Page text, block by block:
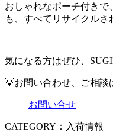
おしゃれなポーチ付きで
も、すべてリサイクル
気になる方はぜひ、
💡お問い合わせ、ご相談
お問い合せ
CATEGORY：入荷情報